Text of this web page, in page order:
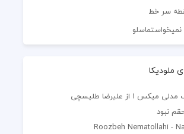
سر خط
ملودیکا
1 از علیرضا طلیسچی
نبود
Roozbeh Nematollahi -